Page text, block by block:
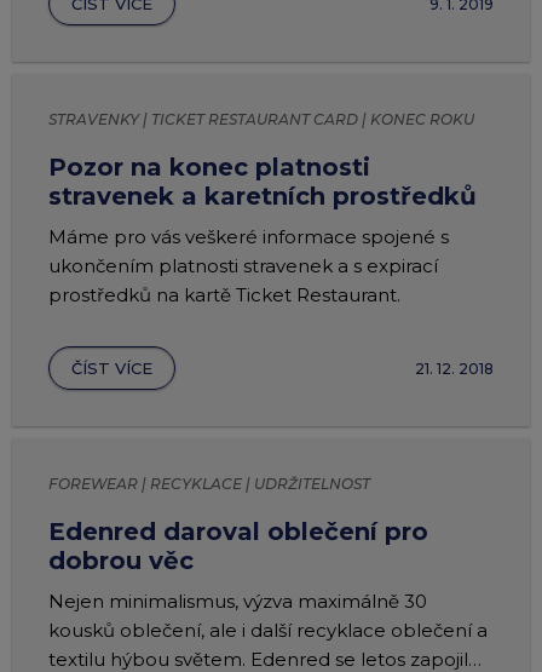
9. 1. 2019
STRAVENKY | TICKET RESTAURANT CARD | KONEC ROKU
Pozor na konec platnosti
stravenek a karetních prostředků
Máme pro vás veškeré informace spojené s
ukončením platnosti stravenek a s expirací
prostředků na kartě Ticket Restaurant.
ČÍST VÍCE 21. 12. 2018
FOREWEAR | RECYKLACE | UDRŽITELNOST
Edenred daroval oblečení pro
dobrou věc
Nejen minimalismus, výzva maximálně 30
kousků oblečení, ale i další recyklace oblečení a
textilu hýbou světem. Edenred se letos zapojil